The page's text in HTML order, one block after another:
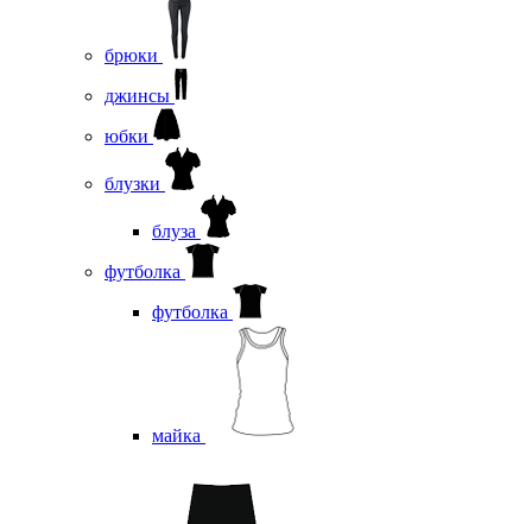
брюки
джинсы
юбки
блузки
блуза
футболка
футболка
майка